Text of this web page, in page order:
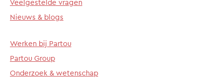
Veelgestelde vragen
Nieuws & blogs
Werken bij Partou
Partou Group
Onderzoek & wetenschap